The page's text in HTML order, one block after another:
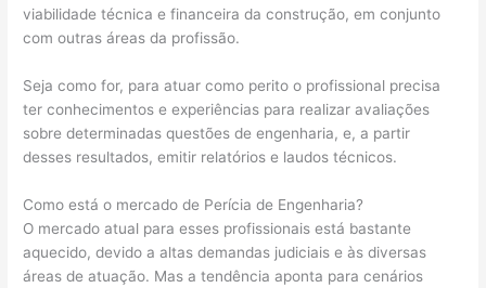
viabilidade técnica e financeira da construção, em conjunto
com outras áreas da profissão.
Seja como for, para atuar como perito o profissional precisa
ter conhecimentos e experiências para realizar avaliações
sobre determinadas questões de engenharia, e, a partir
desses resultados, emitir relatórios e laudos técnicos.
Como está o mercado de Perícia de Engenharia?
O mercado atual para esses profissionais está bastante
aquecido, devido a altas demandas judiciais e às diversas
áreas de atuação. Mas a tendência aponta para cenários